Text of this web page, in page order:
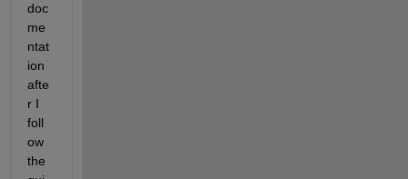
doc
me
ntat
ion
afte
r I
foll
ow
the